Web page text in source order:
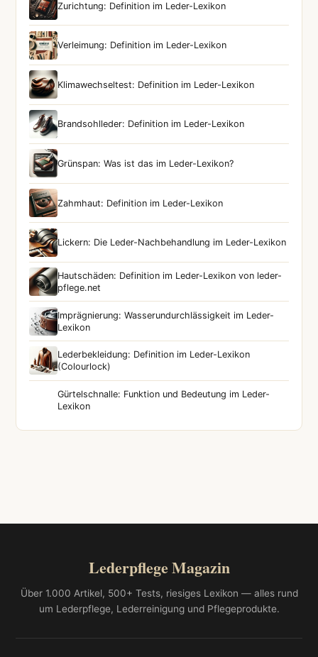
Zurichtung: Definition im Leder-Lexikon
Verleimung: Definition im Leder-Lexikon
Klimawechseltest: Definition im Leder-Lexikon
Brandsohlleder: Definition im Leder-Lexikon
Grünspan: Was ist das im Leder-Lexikon?
Zahmhaut: Definition im Leder-Lexikon
Lickern: Die Leder-Nachbehandlung im Leder-Lexikon
Hautschäden: Definition im Leder-Lexikon von leder-
pflege.net
Imprägnierung: Wasserundurchlässigkeit im Leder-
Lexikon
Lederbekleidung: Definition im Leder-Lexikon
(Colourlock)
Gürtelschnalle: Funktion und Bedeutung im Leder-
Lexikon
Lederpflege Magazin
Über 1.000 Artikel, 500+ Tests, riesiges Lexikon — alles rund
um Lederpflege, Lederreinigung und Pflegeprodukte.